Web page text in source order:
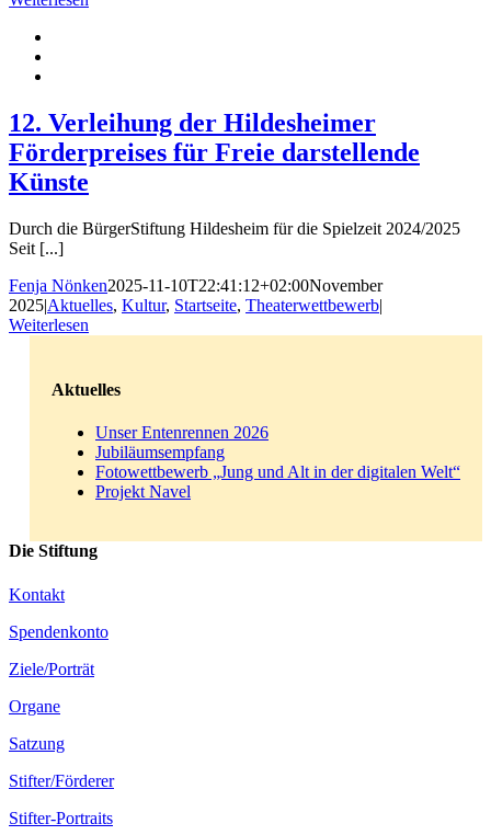
12. Verleihung der Hildesheimer
Förderpreises für Freie darstellende
Künste
Durch die BürgerStiftung Hildesheim für die Spielzeit 2024/2025
Seit [...]
Fenja Nönken2025-11-10T22:41:12+02:00November
2025|Aktuelles, Kultur, Startseite, Theaterwettbewerb|
Weiterlesen
Aktuelles
Unser Entenrennen 2026
Jubiläumsempfang
Fotowettbewerb „Jung und Alt in der digitalen Welt“
Projekt Navel
Die Stiftung
Kontakt
Spendenkonto
Ziele/Porträt
Organe
Satzung
Stifter/Förderer
Stifter-Portraits